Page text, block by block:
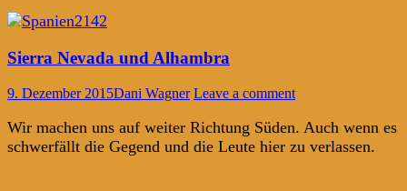
Sierra Nevada und Alhambra
9. Dezember 2015Dani Wagner Leave a comment
Wir machen uns auf weiter Richtung Süden. Auch wenn es
schwerfällt die Gegend und die Leute hier zu verlassen.